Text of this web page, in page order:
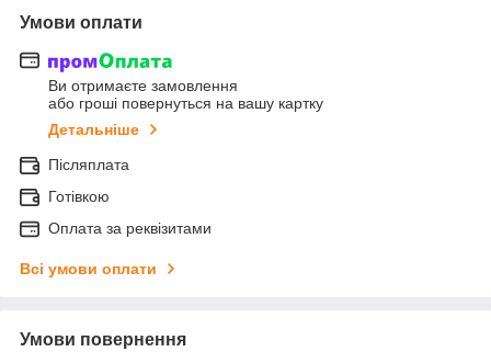
Умови оплати
Ви отримаєте замовлення
або гроші повернуться на вашу картку
Детальніше
Післяплата
Готівкою
Оплата за реквізитами
Всі умови оплати
Умови повернення